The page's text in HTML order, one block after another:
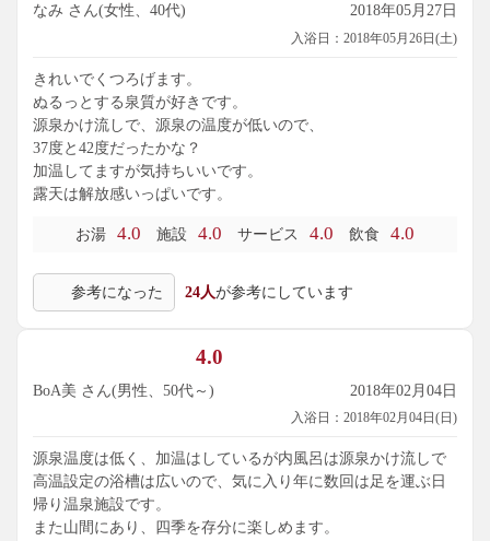
なみ さん(女性、40代) 2018年05月27日
入浴日：2018年05月26日(土)
きれいでくつろげます。
ぬるっとする泉質が好きです。
源泉かけ流しで、源泉の温度が低いので、
37度と42度だったかな？
加温してますが気持ちいいです。
露天は解放感いっぱいです。
お湯 4.0 施設 4.0 サービス 4.0 飲食 4.0
参考になった 24人が参考にしています
4.0
BoA美 さん(男性、50代～) 2018年02月04日
入浴日：2018年02月04日(日)
源泉温度は低く、加温はしているが内風呂は源泉かけ流しで
高温設定の浴槽は広いので、気に入り年に数回は足を運ぶ日
帰り温泉施設です。
また山間にあり、四季を存分に楽しめます。